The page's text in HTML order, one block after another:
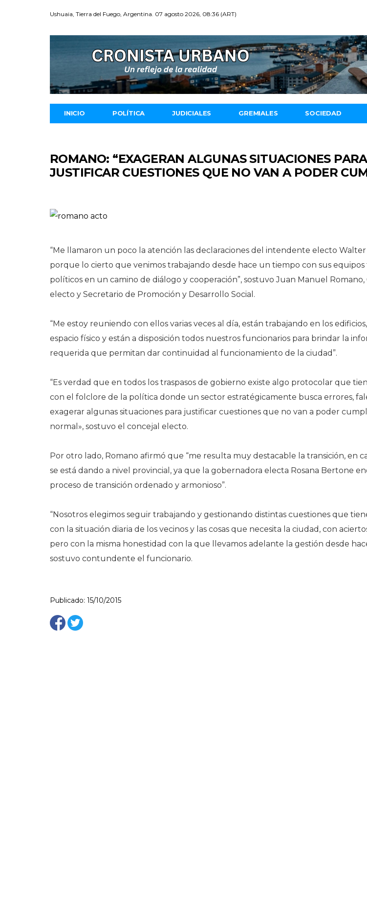
Ushuaia, Tierra del Fuego, Argentina. 07 agosto 2026, 08:36 (ART)
INICIO POLÍTICA JUDICIALES GREMIALES SOCIEDAD
ROMANO: “EXAGERAN ALGUNAS SITUACIONES PARA
JUSTIFICAR CUESTIONES QUE NO VAN A PODER
“Me llamaron un poco la atención las declaraciones del intendente electo
porque lo cierto que venimos trabajando desde hace un tiempo con sus equipos
políticos en un camino de diálogo y cooperación”, sostuvo Juan Manuel Romano,
electo y Secretario de Promoción y Desarrollo Social.
“Me estoy reuniendo con ellos varias veces al día, están trabajando en los
espacio físico y están a disposición todos nuestros funcionarios para brindar la
requerida que permitan dar continuidad al funcionamiento de la ciudad”.
“Es verdad que en todos los traspasos de gobierno existe algo protocolar que
con el folclore de la política donde un sector estratégicamente busca errores,
exagerar algunas situaciones para justificar cuestiones que no van a poder
normal», sostuvo el concejal electo.
Por otro lado, Romano afirmó que “me resulta muy destacable la transición, en
se está dando a nivel provincial, ya que la gobernadora electa Rosana Bertone
proceso de transición ordenado y armonioso”.
“Nosotros elegimos seguir trabajando y gestionando distintas cuestiones que
con la situación diaria de los vecinos y las cosas que necesita la ciudad, con
pero con la misma honestidad con la que llevamos adelante la gestión desde
sostuvo contundente el funcionario.
Publicado: 15/10/2015